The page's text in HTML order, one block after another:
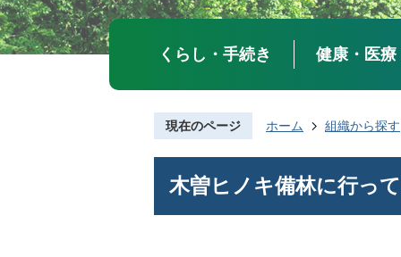
くらし・手続き 健康・医療
現在のページ ホーム 組織から探す
木曽ヒノキ備林に行っ